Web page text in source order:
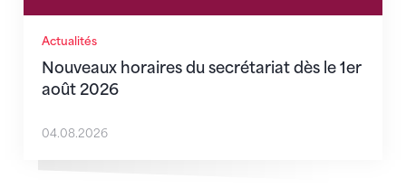
Actualités
Nouveaux horaires du secrétariat dès le 1er
août 2026
04.08.2026